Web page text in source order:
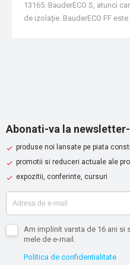
13165. BauderECO S, atunci
Abonati-va la
produse noi lansate pe piata
promotii si reduceri actuale ale
expozitii, conferinte, cursuri
Am implinit varsta de 16 ani si
mele de e-mail.
Politica de confidentialitate